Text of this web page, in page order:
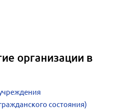
организации в
состояния)